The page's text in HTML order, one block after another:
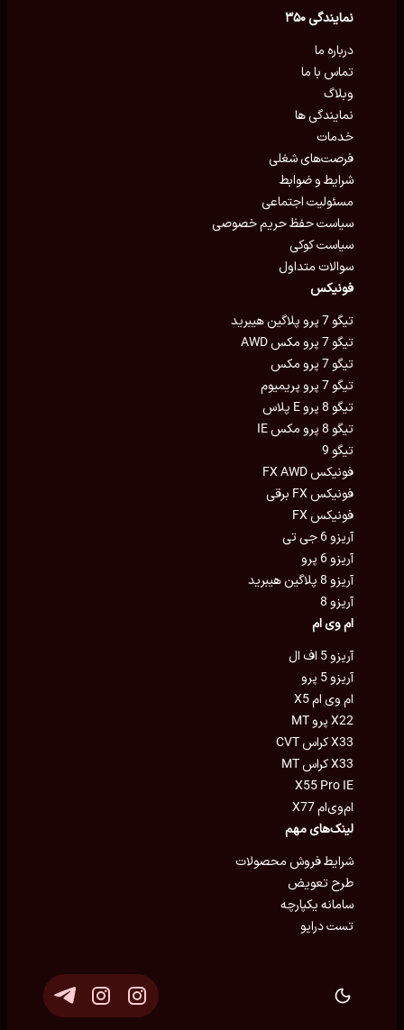
نمایندگی ۳۵۰
درباره ما
تماس با ما
وبلاگ
نمایندگی ها
خدمات
فرصت‌های شغلی
شرایط و ضوابط
مسئولیت اجتماعی
سیاست حفظ حریم خصوصی
سیاست کوکی
سوالات متداول
فونیکس
تیگو 7 پرو پلاگین هیبرید
تیگو 7 پرو مکس AWD
تیگو 7 پرو مکس
تیگو 7 پرو پریمیوم
تیگو 8 پرو E پلاس
تیگو 8 پرو مکس IE
تیگو 9
فونیکس FX AWD
فونیکس FX برقی
فونیکس FX
آریزو 6 جی تی
آریزو 6 پرو
آریزو 8 پلاگین هیبرید
آریزو 8
ام وی ام
آریزو 5 اف ال
آریزو 5 پرو
ام وی ام X5
X22 پرو MT
X33 کراس CVT
X33 کراس MT
X55 Pro IE
ام‌وی‌ام X77
لینک‌های مهم
شرایط فروش محصولات
طرح تعویض
سامانه یکپارچه
تست درایو
Eron